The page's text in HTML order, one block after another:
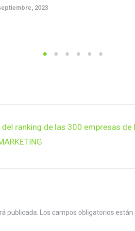
2023
ranking de las 300 empresas de
publicada. Los campos obligatorios